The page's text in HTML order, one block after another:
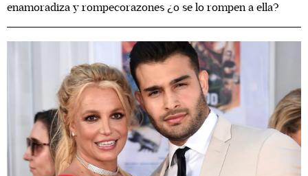
enamoradiza y rompecorazones ¿o se lo rompen a ella?